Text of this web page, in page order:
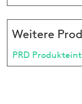
Weitere
PRD